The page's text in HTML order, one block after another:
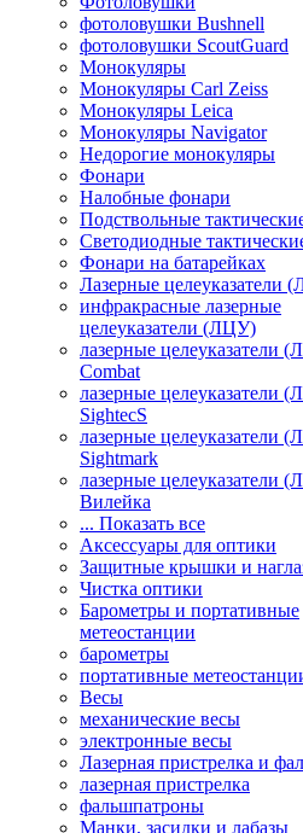
фотоловушки Bushnell
фотоловушки ScoutGuard
Монокуляры
Монокуляры Carl Zeiss
Монокуляры Leica
Монокуляры Navigator
Недорогие монокуляры
Фонари
Налобные фонари
Подствольные
Светодиодные
Фонари на батарейках
Лазерные целеуказатели
инфракрасные лазерные
целеуказатели (ЛЦУ)
лазерные целеуказатели
Combat
лазерные целеуказатели
SightecS
лазерные целеуказатели
Sightmark
лазерные целеуказатели
Вилейка
... Показать все
Аксессуары для оптики
Защитные крышки и
Чистка оптики
Барометры и портативные
метеостанции
барометры
портативные
Весы
механические весы
электронные весы
Лазерная пристрелка и
лазерная пристрелка
фальшпатроны
Манки, засидки и лабазы